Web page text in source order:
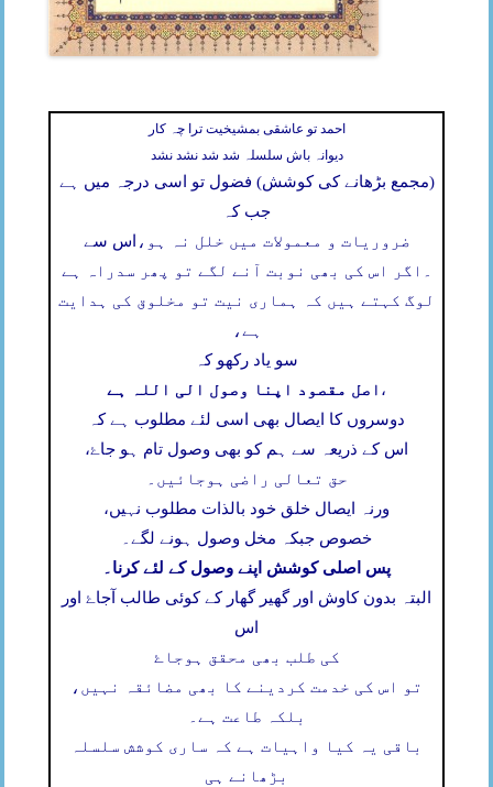
احمد تو عاشقی بمشیخیت ترا چہ کار
دیوانہ باش سلسلہ شد شد نشد نشد
(مجمع بڑھانے کی کوشش) فضول تو اسی درجہ میں ہے
جب کہ
اس سے ضروریات و معمولات میں خلل نہ ہو،
اگر اس کی بھی نوبت آنے لگے تو پھر سدراہ ہے
لوگ کہتے ہیں کہ ہماری نیت تو مخلوق کی ہدایت
ہے،
سو یاد رکھو کہ
اصل مقصود اپنا وصول الی اللہ ہے ،
دوسروں کا ایصال بھی اسی لئے مطلوب ہے کہ
اس کے ذریعہ سے ہم کو بھی وصول تام ہو جاۓ،
حق تعالی راضی ہوجائیں۔
ورنہ ایصال خلق خود بالذات مطلوب نہیں،
خصوص جبکہ مخل وصول ہونے لگے۔
پس اصلی کوشش اپنے وصول کے لئے کرنا۔
البتہ بدون کاوش اور گھیر گھار کے کوئی طالب آجاۓ اور
اس
کی طلب بھی محقق ہوجاۓ
تو اس کی خدمت کردینے کا بھی مضائقہ نہیں،
بلکہ طاعت ہے۔
باقی یہ کیا واہیات ہے کہ ساری کوشش سلسلہ
بڑھانے ہی